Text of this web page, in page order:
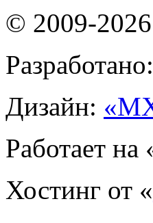
© 2009-
Разработано:
Дизайн:
Работает на
Хостинг от «